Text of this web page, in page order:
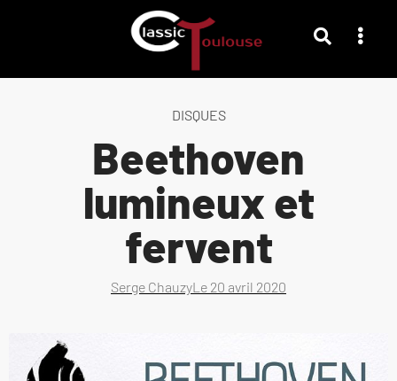
DISQUES
Beethoven
lumineux et
fervent
Serge ChauzyLe 20 avril 2020